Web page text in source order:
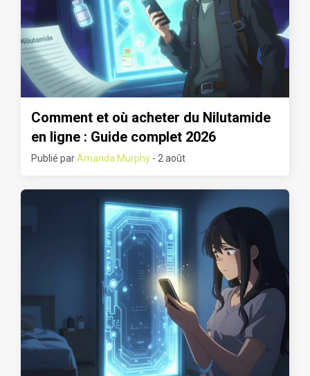
Comment et où acheter du Nilutamide
en ligne : Guide complet 2026
Publié parAmanda Murphy - 2 août